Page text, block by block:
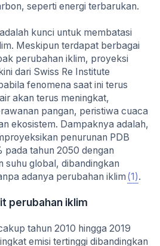
seperti energi terbarukan.
kunci untuk membatasi
Meskipun terdapat berbagai
perubahan iklim, proyeksi
dari Swiss Re Institute
fenomena saat ini terus
akan terus meningkat,
pangan, peristiwa cuaca
ekosistem. Dampaknya adalah,
penurunan PDB
pada tahun 2050 dengan
suhu global, dibandingkan
adanya perubahan iklim (1).
perubahan iklim
tahun 2010 hingga 2019
emisi tertinggi dibandingkan